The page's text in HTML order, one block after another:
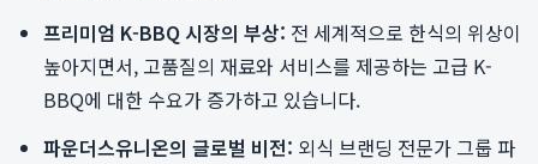
프리미엄 K-BBQ 시장의 부상: 전 세계적으로 한식의 위상이
높아지면서, 고품질의 재료와 서비스를 제공하는 고급 K-
BBQ에 대한 수요가 증가하고 있습니다.
파운더스유니온의 글로벌 비전: 외식 브랜딩 전문가 그룹 파